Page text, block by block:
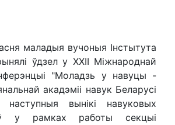
маладыя вучоныя Інстытута
ўдзел у XXII Міжнароднай
"Моладзь у навуцы -
акадэміі навук Беларусі
наступныя вынікі навуковых
у рамках работы секцыі